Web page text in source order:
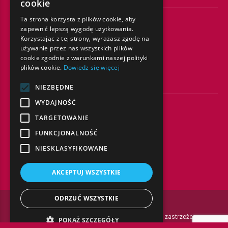
SKONTAKTUJ SIĘ Z NAMI
Tel/Fax:22 669 50 80
ul. Broniewskiego 23
01-780 Warszawa
© Copyright byAlkamed2022. Wszelkie prawa zastrzeżone.
cookie
Ta strona korzysta z plików cookie, aby
zapewnić lepszą wygodę użytkowania.
Korzystając z tej strony, wyrażasz zgodę na
używanie przez nas wszystkich plików
cookie zgodnie z warunkami naszej polityki
plików cookie. Dowiedz się więcej
NIEZBĘDNE
WYDAJNOŚĆ
TARGETOWANIE
FUNKCJONALNOŚĆ
NIESKLASYFIKOWANE
AKCEPTUJ WSZYSTKIE
ODRZUĆ WSZYSTKIE
POKAŻ SZCZEGÓŁY